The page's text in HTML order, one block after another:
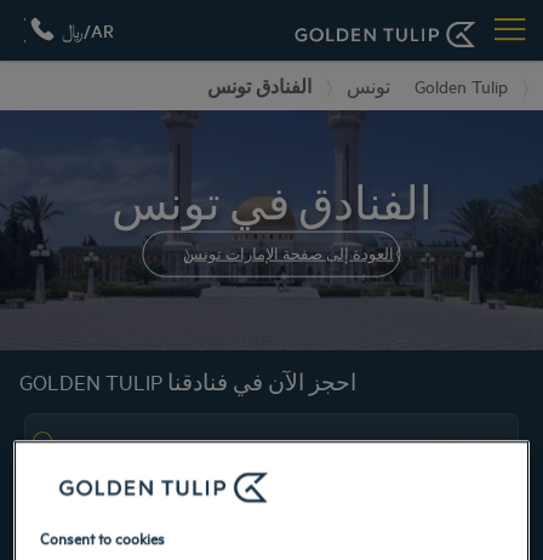
AR/﷼
Golden Tulip تونس الفنادق تونس
الفنادق في تونس
العودة إلى صفحة الإمارات تونس
احجز الآن في فنادقنا GOLDEN TULIP
Consent to cookies